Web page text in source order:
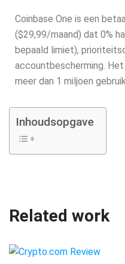
Coinbase One is een
($29,99/maand) dat 0%
bepaald limiet),
accountbescherming.
meer dan 1 miljoen
Inhoudsopgave
Related work